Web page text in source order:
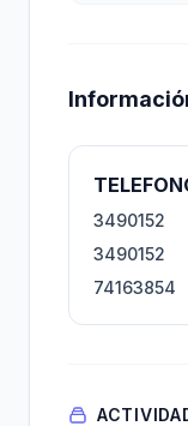
3490152
3490152
74163854